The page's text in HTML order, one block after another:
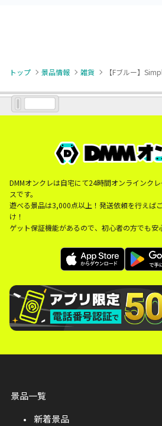
トップ 景品情報 雑貨 【Fブルー】
DMMオンクレは自宅にて24時間オンラインク
スです。
遊べる景品は3,000点以上！発送依頼を行えば
け！
ゲット保証機能があるので、初心者の方でも安
景品一覧
新着景品